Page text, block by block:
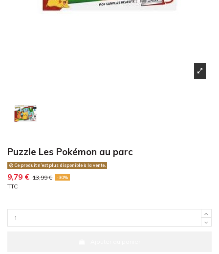
Puzzle Les Pokémon au parc
Ce produit n’est plus disponible à la vente.
9,79 € 13,99 € -30%
TTC